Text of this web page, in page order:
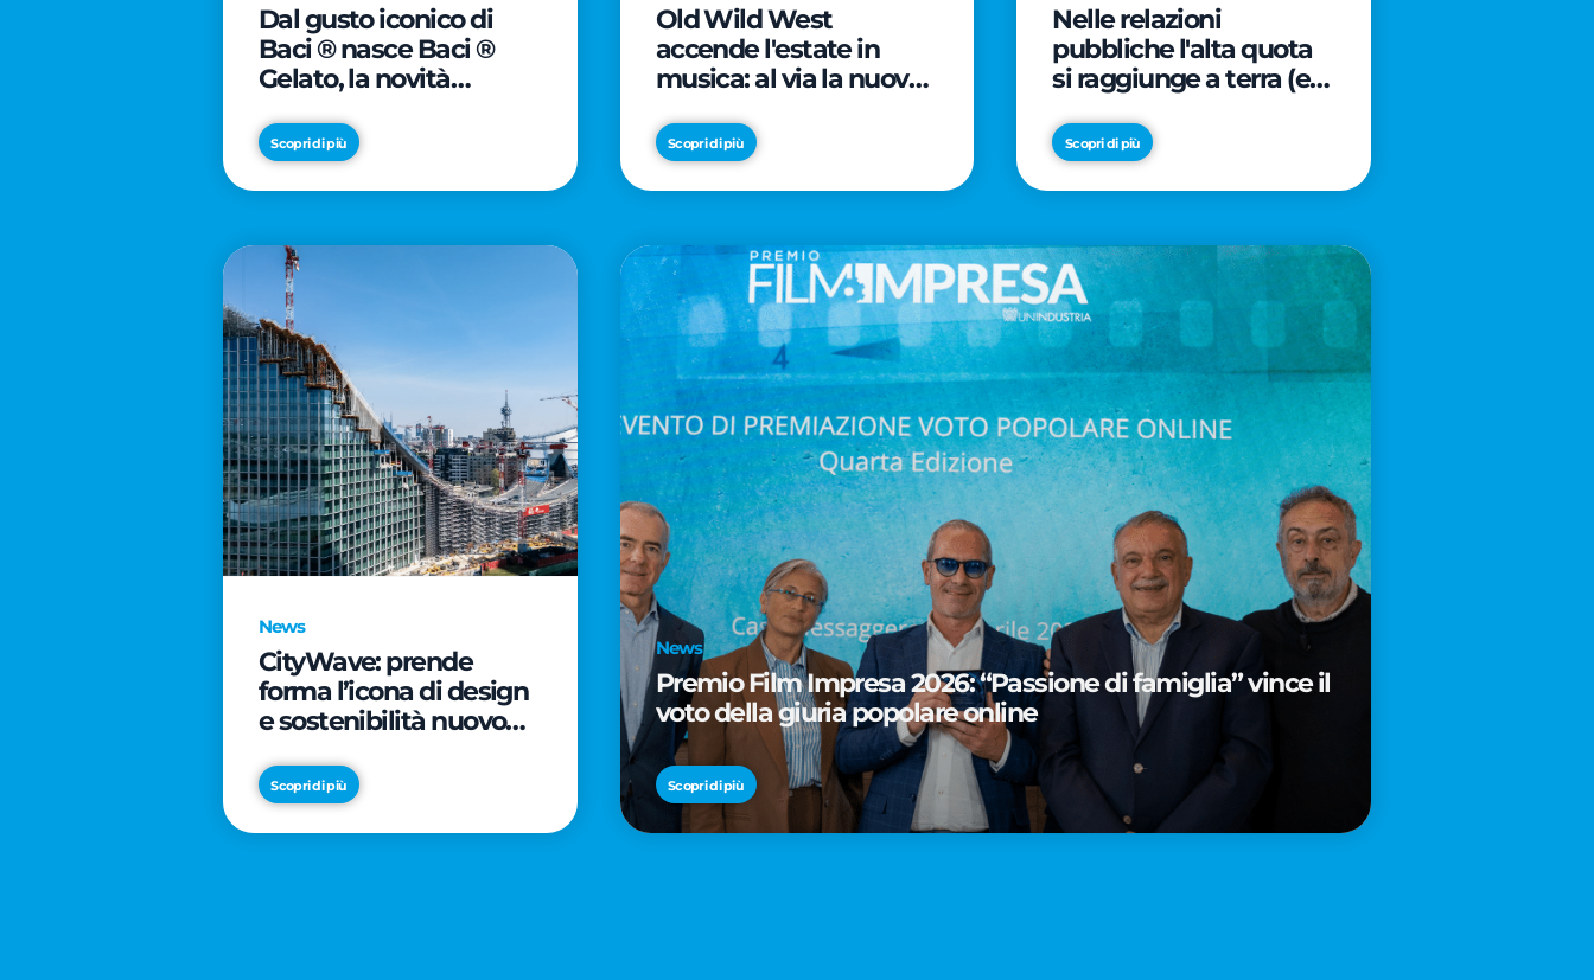
Dal gusto iconico di
Baci ® nasce Baci ®
Gelato, la novità
Scopri di più
Old Wild West
accende l'estate in
musica: al via la nuova
e le prestigiose
partnership con Radio
Italia e Live Nation
Scopri di più
Nelle relazioni
pubbliche l'alta quota
si raggiunge a terra (e
Scopri di più
News
CityWave: prende
forma l’icona di design
e sostenibilità nuovo
Scopri di più
News
Premio Film Impresa 2026: “Passione di famiglia” vince il
voto della giuria popolare online
Scopri di più